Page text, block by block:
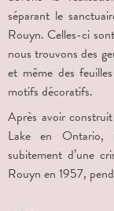
séparant le
Rouyn. Celles-ci
nous trouvons des
et même des
motifs décoratifs.
Après avoir
Lake en Ontario,
subitement d’une
Rouyn en 1957,